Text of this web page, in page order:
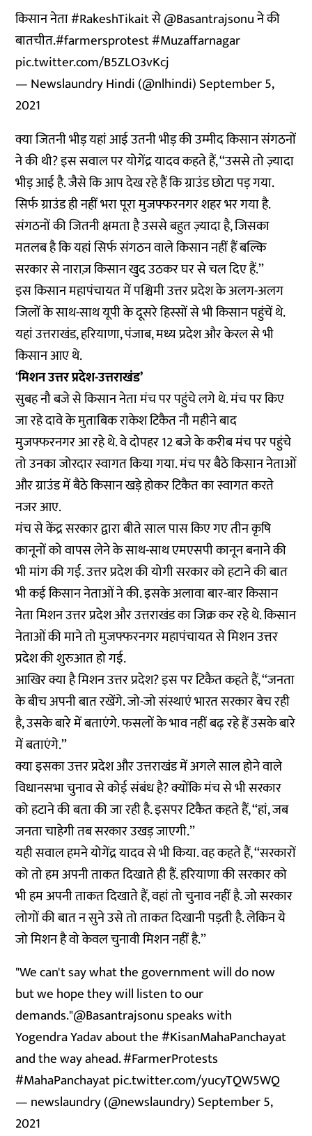
किसान नेता#RakeshTikaitसे@Basantrajsonuने की
बातचीत.#farmersprotest#Muzaffarnagar
pic.twitter.com/B5ZLO3vKcj
— Newslaundry Hindi (@nlhindi)September 5,
2021
क्या जितनी भीड़ यहां आई उतनी भीड़ की उम्मीद किसान संगठनों
ने की थी? इस सवाल पर योगेंद्र यादव कहते हैं, ‘‘उससे तो ज़्यादा
भीड़ आई है. जैसे कि आप देख रहे हैं कि ग्राउंड छोटा पड़ गया.
सिर्फ ग्राउंड ही नहीं भरा पूरा मुजफ्फरनगर शहर भर गया है.
संगठनों की जितनी क्षमता है उससे बहुत ज़्यादा है, जिसका
मतलब है कि यहां सिर्फ संगठन वाले किसान नहीं हैं बल्कि
सरकार से नाराज़ किसान खुद उठकर घर से चल दिए हैं.’’
इस किसान महापंचायत में पश्चिमी उत्तर प्रदेश के अलग-अलग
जिलों के साथ-साथ यूपी के दूसरे हिस्सों से भी किसान पहुंचें थे.
यहां उत्तराखंड, हरियाणा, पंजाब, मध्य प्रदेश और केरल से भी
किसान आए थे.
‘मिशन उत्तर प्रदेश-उत्तराखंड’
सुबह नौ बजे से किसान नेता मंच पर पहुंचे लगे थे. मंच पर किए
जा रहे दावे के मुताबिक राकेश टिकैत नौ महीने बाद
मुजफ्फरनगर आ रहे थे. वे दोपहर 12 बजे के करीब मंच पर पहुंचे
तो उनका जोरदार स्वागत किया गया. मंच पर बैठे किसान नेताओं
और ग्राउंड में बैठे किसान खड़े होकर टिकैत का स्वागत करते
नजर आए.
मंच से केंद्र सरकार द्वारा बीते साल पास किए गए तीन कृषि
कानूनों को वापस लेने के साथ-साथ एमएसपी कानून बनाने की
भी मांग की गई. उत्तर प्रदेश की योगी सरकार को हटाने की बात
भी कई किसान नेताओं ने की. इसके अलावा बार-बार किसान
नेता मिशन उत्तर प्रदेश और उत्तराखंड का जिक्र कर रहे थे. किसान
नेताओं की माने तो मुजफ्फरनगर महापंचायत से मिशन उत्तर
प्रदेश की शुरुआत हो गई.
आखिर क्या है मिशन उत्तर प्रदेश? इस पर टिकैत कहते हैं, ‘‘जनता
के बीच अपनी बात रखेंगे. जो-जो संस्थाएं भारत सरकार बेच रही
है, उसके बारे में बताएंगे. फसलों के भाव नहीं बढ़ रहे हैं उसके बारे
में बताएंगे.’’
क्या इसका उत्तर प्रदेश और उत्तराखंड में अगले साल होने वाले
विधानसभा चुनाव से कोई संबंध है? क्योंकि मंच से भी सरकार
को हटाने की बता की जा रही है. इसपर टिकैत कहते हैं, ‘‘हां, जब
जनता चाहेगी तब सरकार उखड़ जाएगी.’’
यही सवाल हमने योगेंद्र यादव से भी किया. वह कहते हैं, ‘‘सरकारों
को तो हम अपनी ताकत दिखाते ही हैं. हरियाणा की सरकार को
भी हम अपनी ताकत दिखाते हैं, वहां तो चुनाव नहीं है. जो सरकार
लोगों की बात न सुने उसे तो ताकत दिखानी पड़ती है. लेकिन ये
जो मिशन है वो केवल चुनावी मिशन नहीं है.’’
"We can't say what the government will do now
but we hope they will listen to our
demands."@Basantrajsonuspeaks with
Yogendra Yadav about the#KisanMahaPanchayat
and the way ahead.#FarmerProtests
#MahaPanchayatpic.twitter.com/yucyTQW5WQ
— newslaundry (@newslaundry)September 5,
2021